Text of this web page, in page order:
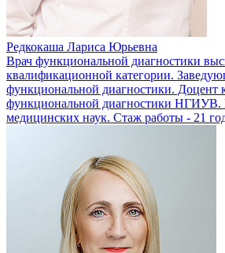
Редкокаша Лариса Юрьевна
Врач функциональной диагностики
квалификационной категории.
функциональной диагностики. Доцент
функциональной диагностики НГИУВ.
медицинских наук. Стаж работы - 21